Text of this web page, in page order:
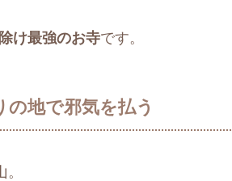
け最強のお寺です。
の地で邪気を払う